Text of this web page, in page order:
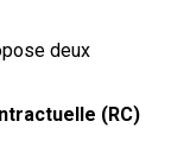
deux
(RC)